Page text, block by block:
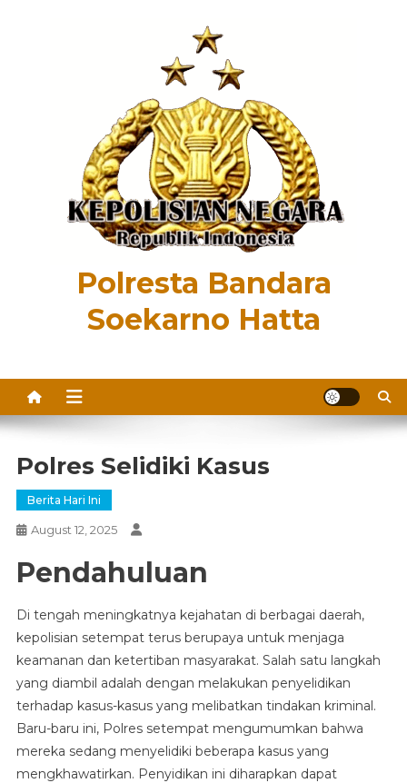
Polresta Bandara
Soekarno Hatta
Polres Selidiki Kasus
Berita Hari Ini
August 12, 2025
Pendahuluan
Di tengah meningkatnya kejahatan di berbagai daerah,
kepolisian setempat terus berupaya untuk menjaga
keamanan dan ketertiban masyarakat. Salah satu langkah
yang diambil adalah dengan melakukan penyelidikan
terhadap kasus-kasus yang melibatkan tindakan kriminal.
Baru-baru ini, Polres setempat mengumumkan bahwa
mereka sedang menyelidiki beberapa kasus yang
mengkhawatirkan. Penyidikan ini diharapkan dapat